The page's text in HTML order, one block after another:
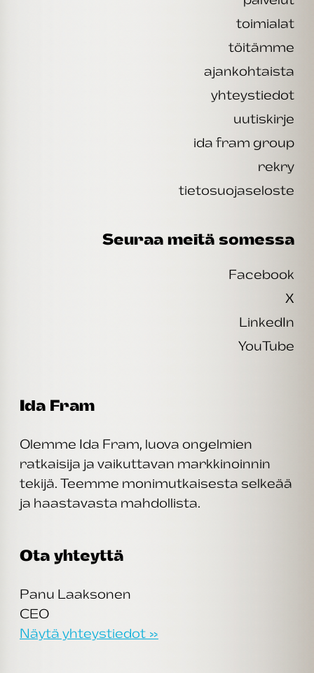
toimialat
töitämme
ajankohtaista
yhteystiedot
uutiskirje
ida fram group
rekry
tietosuojaseloste
Seuraa meitä somessa
Facebook
X
LinkedIn
YouTube
Ida Fram
Olemme Ida Fram, luova ongelmien
ratkaisija ja vaikuttavan markkinoinnin
tekijä. Teemme monimutkaisesta selkeää
ja haastavasta mahdollista.
Ota yhteyttä
Panu Laaksonen
CEO
Näytä yhteystiedot »